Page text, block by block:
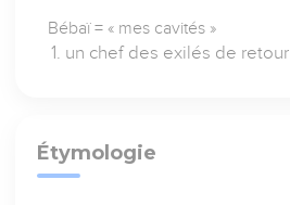
Bébaï = « mes cavités »
un chef des exilés de retour
Étymologie